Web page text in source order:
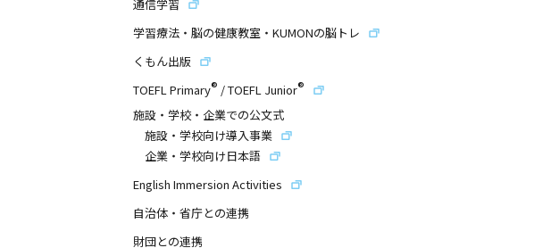
通信学習
学習療法・脳の健康教室・KUMONの脳トレ
くもん出版
TOEFL Primary® /TOEFL Junior®
施設・学校・企業での公文式
施設・学校向け導入事業
企業・学校向け日本語
English Immersion Activities
自治体・省庁との連携
財団との連携